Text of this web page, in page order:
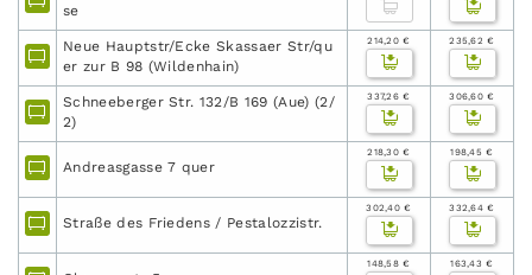
se
Neue Hauptstr/Ecke Skassaer Str/qu
er zur B 98 (Wildenhain)
214,20 € 235,62 €
Schneeberger Str. 132/B 169 (Aue) (2/
2)
337,26 € 306,60 €
Andreasgasse 7 quer
218,30 € 198,45 €
Straße des Friedens / Pestalozzistr.
302,40 € 332,64 €
148,58 € 163,43 €